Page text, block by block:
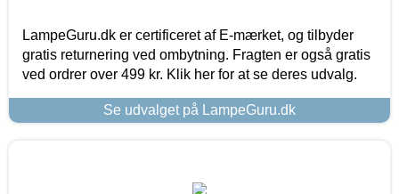
LampeGuru.dk er certificeret af E-mærket, og tilbyder
gratis returnering ved ombytning. Fragten er også gratis
ved ordrer over 499 kr. Klik her for at se deres udvalg.
Se udvalget på LampeGuru.dk